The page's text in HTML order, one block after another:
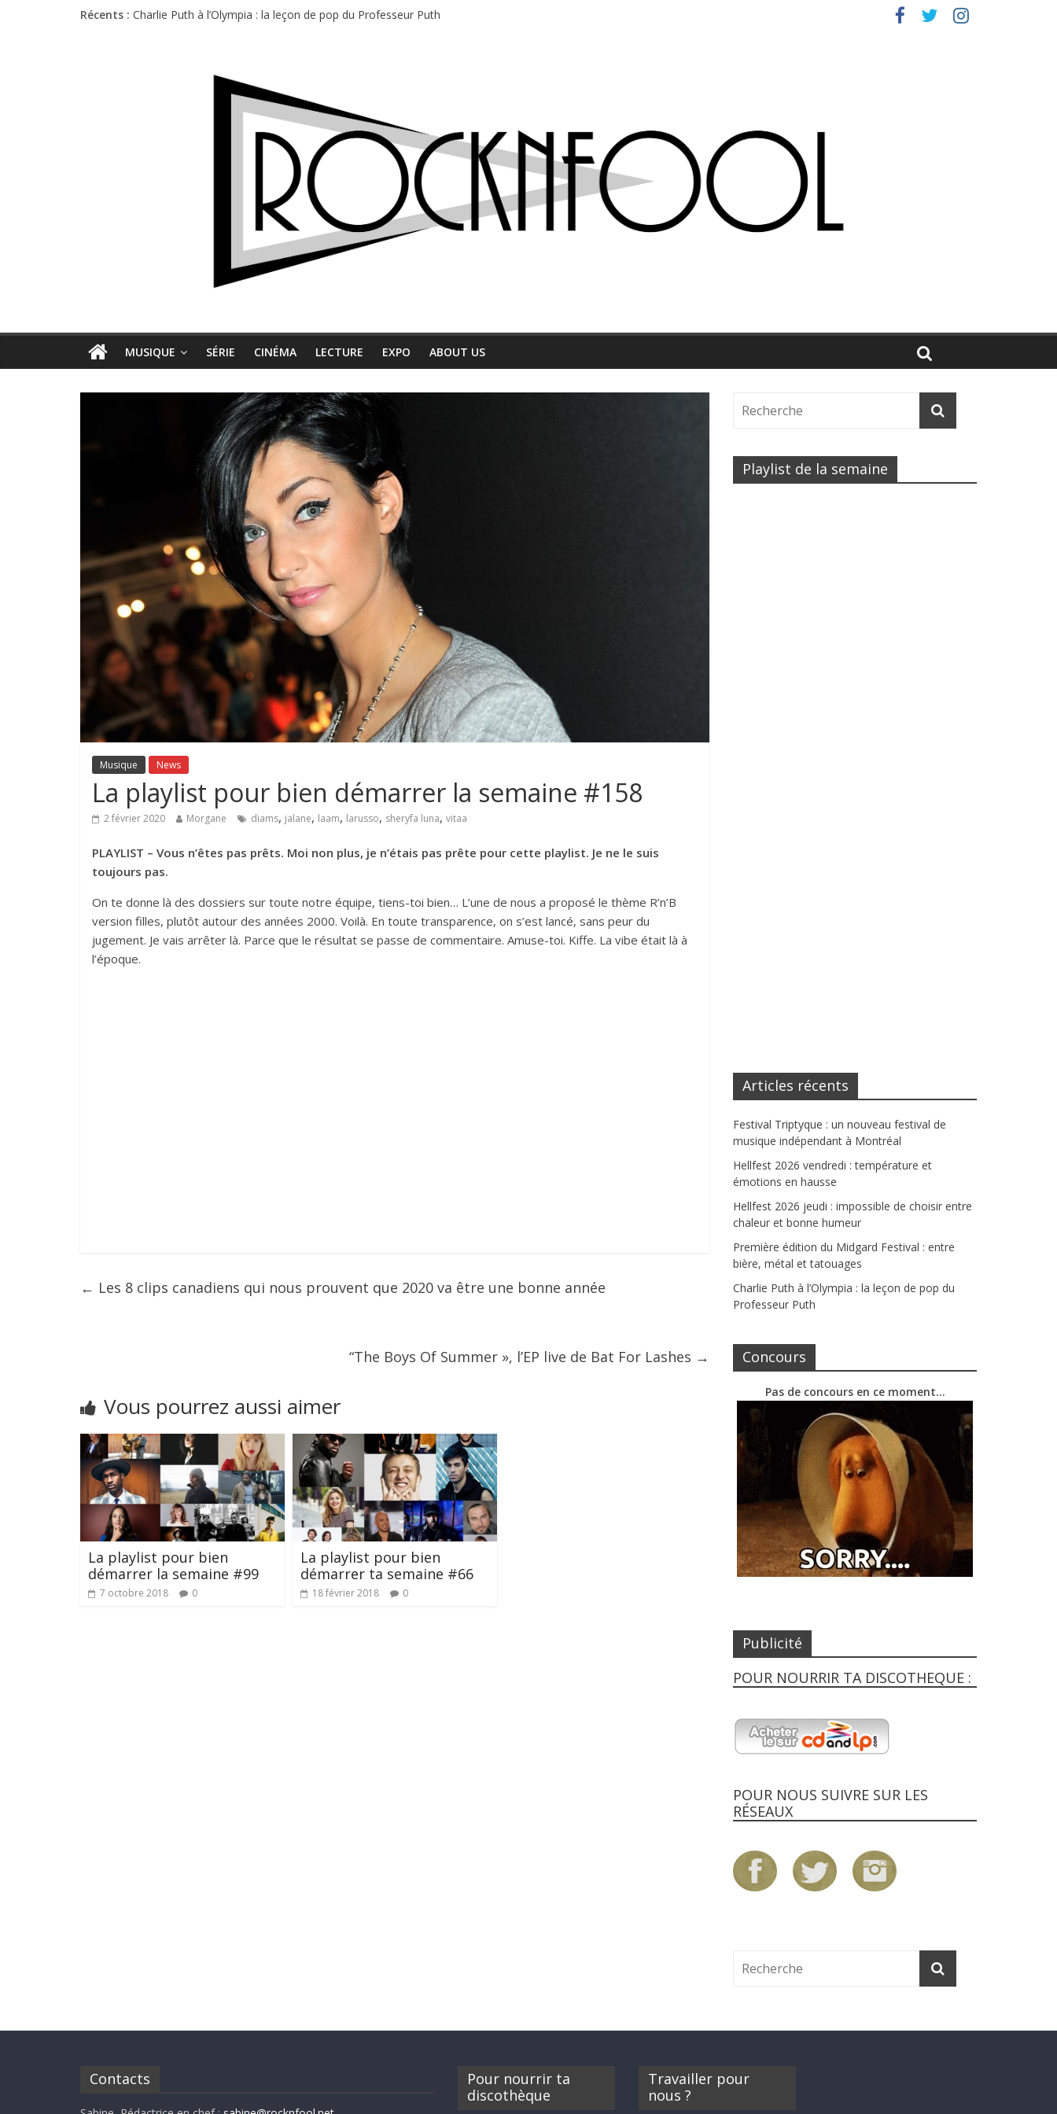
Récents : Charlie Puth à l’Olympia : la leçon de pop du Professeur Puth
Première édition du Midgard Festival : entre bière, métal et tatouages
MUSIQUE SÉRIE CINÉMA LECTURE EXPO ABOUT US
Musique News
La playlist pour bien démarrer la semaine #158
2 février 2020 Morgane diams, jalane, laam, larusso, sheryfa luna, vitaa
PLAYLIST – Vous n’êtes pas prêts. Moi non plus, je n’étais pas prête pour cette playlist. Je ne le suis
toujours pas.
On te donne là des dossiers sur toute notre équipe, tiens-toi bien… L’une de nous a proposé le thème R’n’B
version filles, plutôt autour des années 2000. Voilà. En toute transparence, on s’est lancé, sans peur du
jugement. Je vais arrêter là. Parce que le résultat se passe de commentaire. Amuse-toi. Kiffe. La vibe était là à
l’époque.
← Les 8 clips canadiens qui nous prouvent que 2020 va être une bonne année
“The Boys Of Summer », l’EP live de Bat For Lashes →
Vous pourrez aussi aimer
La playlist pour bien
démarrer la semaine #99
7 octobre 2018 0
La playlist pour bien
démarrer ta semaine #66
18 février 2018 0
Playlist de la semaine
Articles récents
Festival Triptyque : un nouveau festival de
musique indépendant à Montréal
Hellfest 2026 vendredi : température et
émotions en hausse
Hellfest 2026 jeudi : impossible de choisir entre
chaleur et bonne humeur
Première édition du Midgard Festival : entre
bière, métal et tatouages
Charlie Puth à l’Olympia : la leçon de pop du
Professeur Puth
Concours
Pas de concours en ce moment…
Publicité
POUR NOURRIR TA DISCOTHEQUE :
POUR NOUS SUIVRE SUR LES
RÉSEAUX
Contacts
Pour nourrir ta
discothèque
Travailler pour
nous ?